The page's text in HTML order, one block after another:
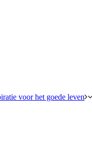
voor het goede leven